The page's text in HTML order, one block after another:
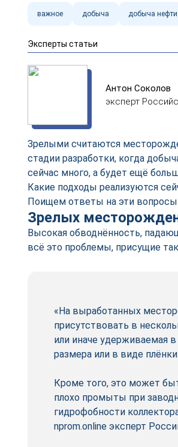
важное добыча добыча нефти
Эксперты статьи
Антон Соколов
эксперт
Зрелыми считаются
стадии разработки, когда
сейчас много, а будет ещё
Какие подходы реализуются
Поищем ответы на эти вопросы
Зрелых
Высокая обводнённость,
всё это проблемы, присущие
«На выработанных
присутствовать в
или иначе удерживаемая
размера или в виде
Кроме того, это может
плохо промыты при
гидрофобности
nprom.online эксперт